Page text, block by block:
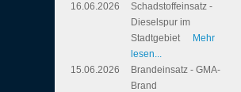
16.06.2026
Schadstoffeinsatz -
Dieselspur im
Stadtgebiet
Mehr
lesen...
15.06.2026
Brandeinsatz - GMA-
Brand